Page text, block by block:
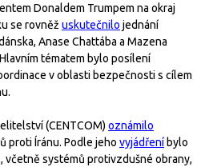
Donaldem Trumpem na okraj
se rovněž uskutečnilo jednání
Anase Chattába a Mazena
tématem bylo posílení
v oblasti bezpečnosti s cílem
(CENTCOM) oznámilo
proti Íránu. Podle jeho vyjádření bylo
včetně systémů protivzdušné obrany,